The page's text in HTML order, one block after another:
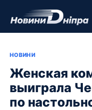
НОВИНИ
Женская
выиграла
по